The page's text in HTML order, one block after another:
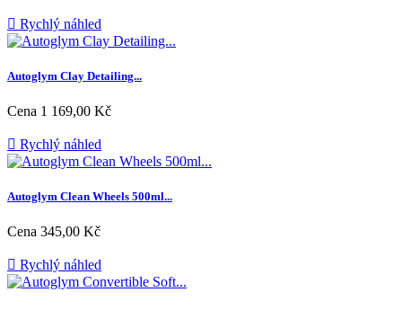
 Rychlý náhled
Autoglym Clay Detailing...
Cena 1 169,00 Kč
 Rychlý náhled
Autoglym Clean Wheels 500ml...
Cena 345,00 Kč
 Rychlý náhled